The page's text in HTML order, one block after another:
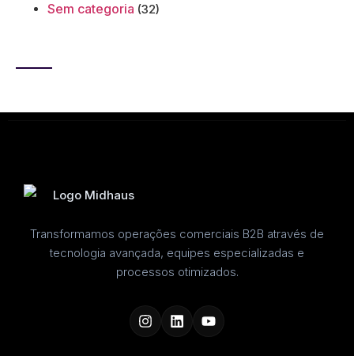
Sem categoria (32)
Transformamos operações comerciais B2B através de
tecnologia avançada, equipes especializadas e
processos otimizados.